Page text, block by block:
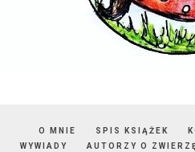
O MNIE SPIS KSIĄŻEK
WYWIADY
AUTORZY O